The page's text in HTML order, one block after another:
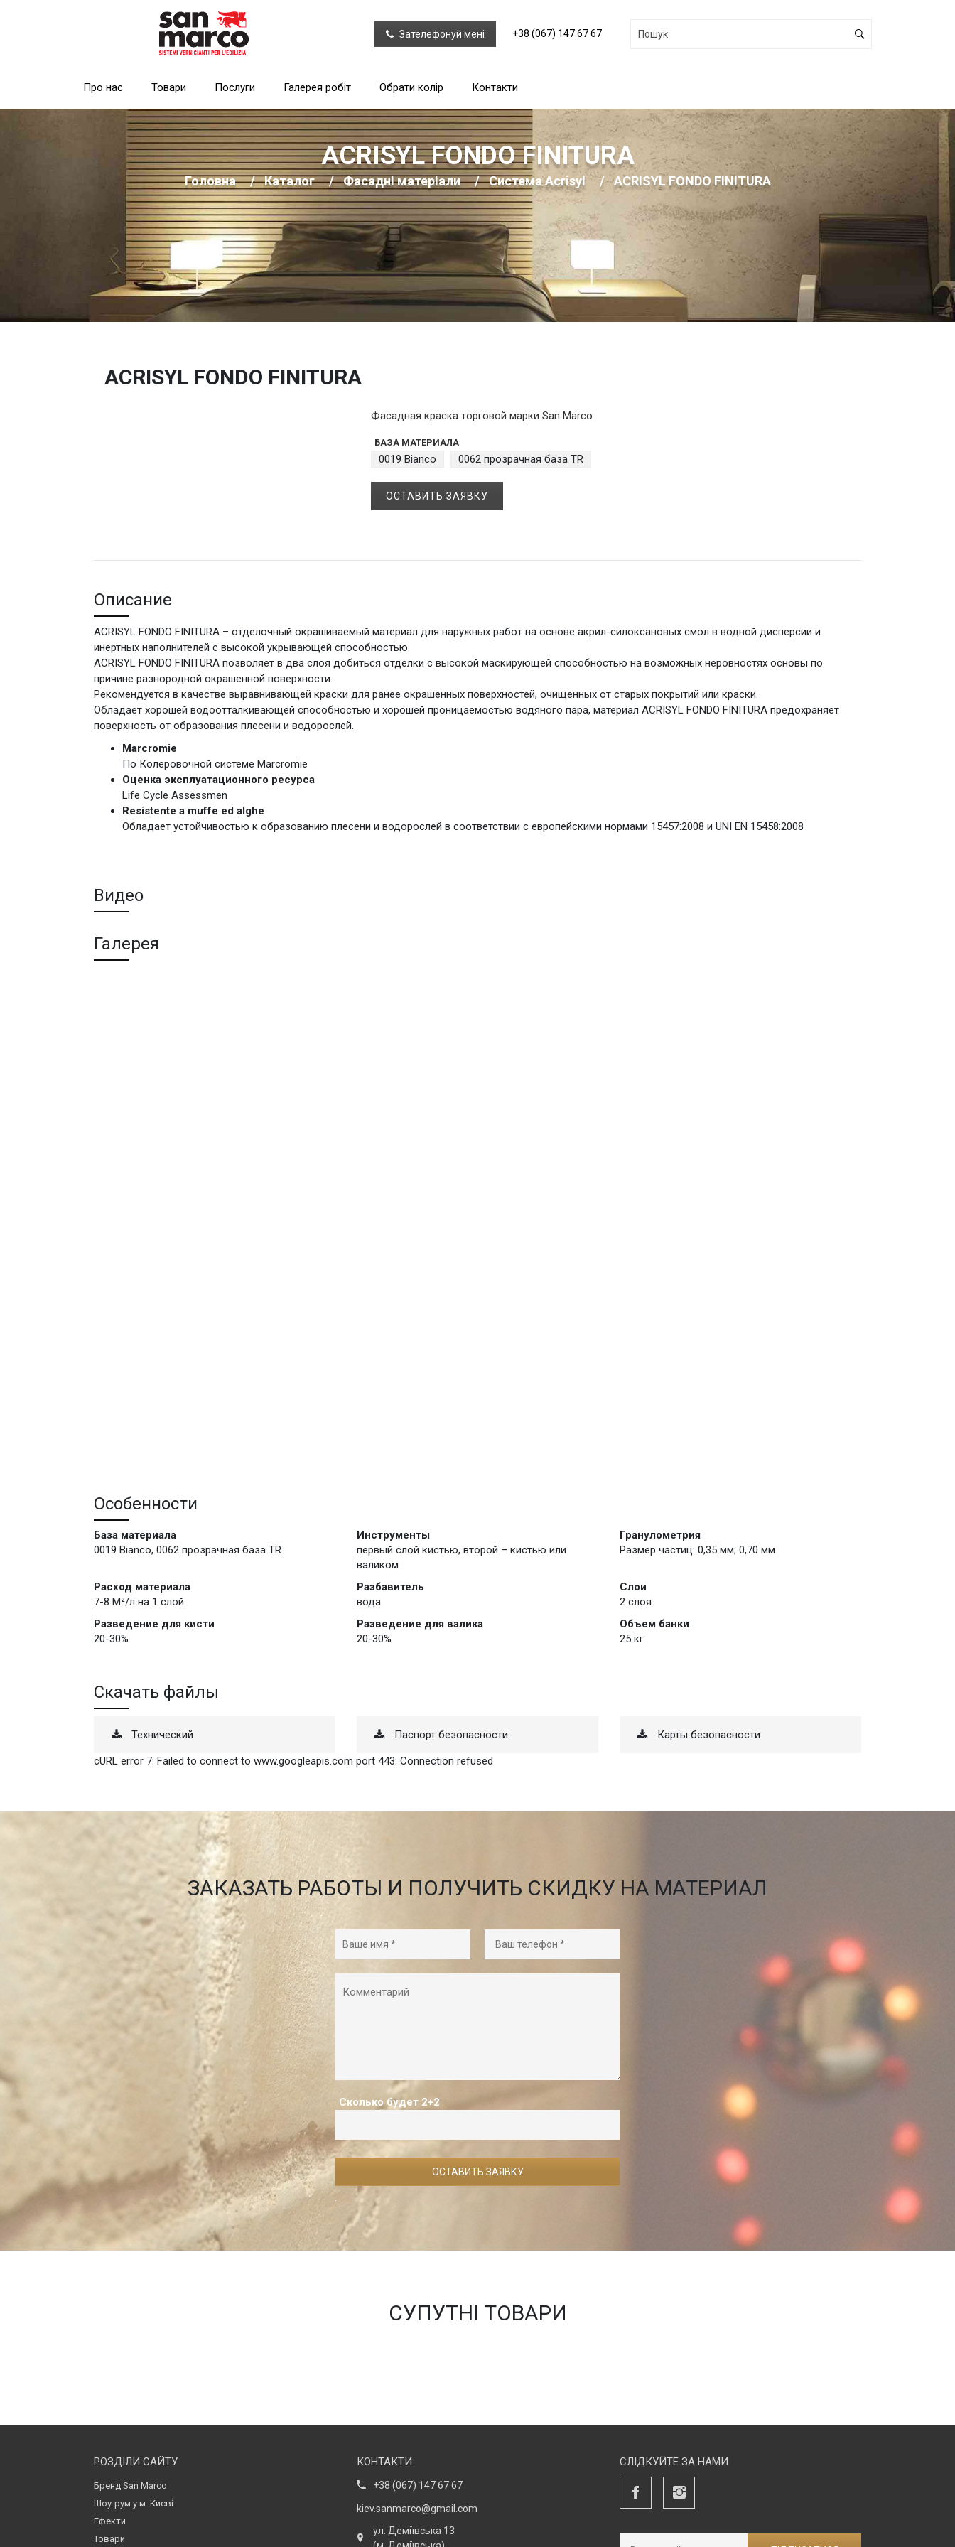
Зателефонуй мені +38 (067) 147 67 67
Про нас Товари Послуги Галерея робіт Обрати колір Контакти
ACRISYL FONDO FINITURA
Головна Каталог Фасадні матеріали Система Acrisyl ACRISYL FONDO FINITURA
ACRISYL FONDO FINITURA
Фасадная краска торговой марки San Marco
БАЗА МАТЕРИАЛА
0019 Bianco 0062 прозрачная база TR
ОСТАВИТЬ ЗАЯВКУ
Описание
ACRISYL FONDO FINITURA – отделочный окрашиваемый материал для наружных работ на основе акрил-силоксановых смол в водной дисперсии и
инертных наполнителей с высокой укрывающей способностью.
ACRISYL FONDO FINITURA позволяет в два слоя добиться отделки с высокой маскирующей способностью на возможных неровностях основы по
причине разнородной окрашенной поверхности.
Рекомендуется в качестве выравнивающей краски для ранее окрашенных поверхностей, очищенных от старых покрытий или краски.
Обладает хорошей водоотталкивающей способностью и хорошей проницаемостью водяного пара, материал ACRISYL FONDO FINITURA предохраняет
поверхность от образования плесени и водорослей.
Marcromie
По Колеровочной системе Marcromie
Оценка эксплуатационного ресурса
Life Cycle Assessmen
Resistente a muffe ed alghe
Обладает устойчивостью к образованию плесени и водорослей в соответствии с европейскими нормами 15457:2008 и UNI EN 15458:2008
Видео
Галерея
Особенности
База материала
0019 Bianco, 0062 прозрачная база TR
Инструменты
первый слой кистью, второй – кистью или
валиком
Гранулометрия
Размер частиц: 0,35 мм; 0,70 мм
Расход материала
7-8 М²/л на 1 слой
Разбавитель
вода
Слои
2 слоя
Разведение для кисти
20-30%
Разведение для валика
20-30%
Объем банки
25 кг
Скачать файлы
Технический Паспорт безопасности Карты безопасности
cURL error 7: Failed to connect to www.googleapis.com port 443: Connection refused
ЗАКАЗАТЬ РАБОТЫ И ПОЛУЧИТЬ СКИДКУ НА МАТЕРИАЛ
Сколько будет 2+2
СУПУТНІ ТОВАРИ
РОЗДІЛИ САЙТУ
Бренд San Marco
Шоу-рум у м. Києві
Ефекти
Товари
КОНТАКТИ
+38 (067) 147 67 67
kiev.sanmarco@gmail.com
ул. Деміївська 13
СЛІДКУЙТЕ ЗА НАМИ